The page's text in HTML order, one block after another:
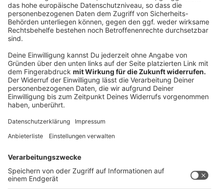
20:00 Uhr.
Ausnahmen gelten in bestimmten Branchen, z. B.
in der Gastronomie oder im Schichtbetrieb: Hier
Ausnahmefällen bis 23:00 Uhr arbeiten.
Anzeige
Welche Jobs sind für Jugendliche tabu?
Anzeige
Nicht erlaubt sind:
Gefährliche Arbeiten, z. B. mit gefährlichen